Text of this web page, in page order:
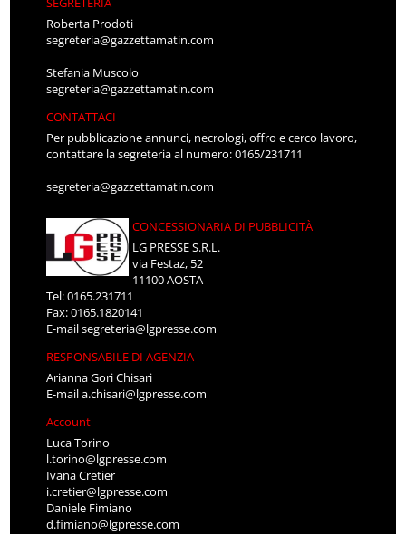
Roberta Prodoti
segreteria@gazzettamatin.com
Stefania Muscolo
segreteria@gazzettamatin.com
CONTATTACI
Per pubblicazione annunci, necrologi, offro e cerco lavoro,
contattare la segreteria al numero: 0165/231711
segreteria@gazzettamatin.com
CONCESSIONARIA DI PUBBLICITÀ
LG PRESSE S.R.L.
via Festaz, 52
11100 AOSTA
Tel: 0165.231711
Fax: 0165.1820141
E-mailsegreteria@lgpresse.com
RESPONSABILE DI AGENZIA
Arianna Gori Chisari
E-maila.chisari@lgpresse.com
Account
Luca Torino
l.torino@lgpresse.com
Ivana Cretier
i.cretier@lgpresse.com
Daniele Fimiano
d.fimiano@lgpresse.com